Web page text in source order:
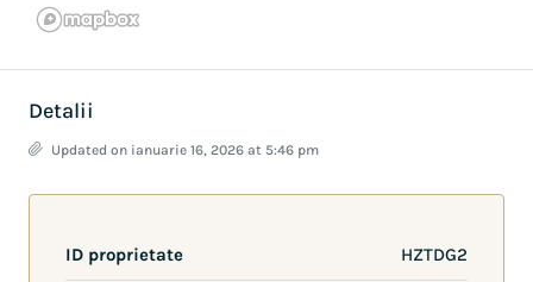
Detalii
Updated on ianuarie 16, 2026 at 5:46 pm
ID proprietate HZTDG2